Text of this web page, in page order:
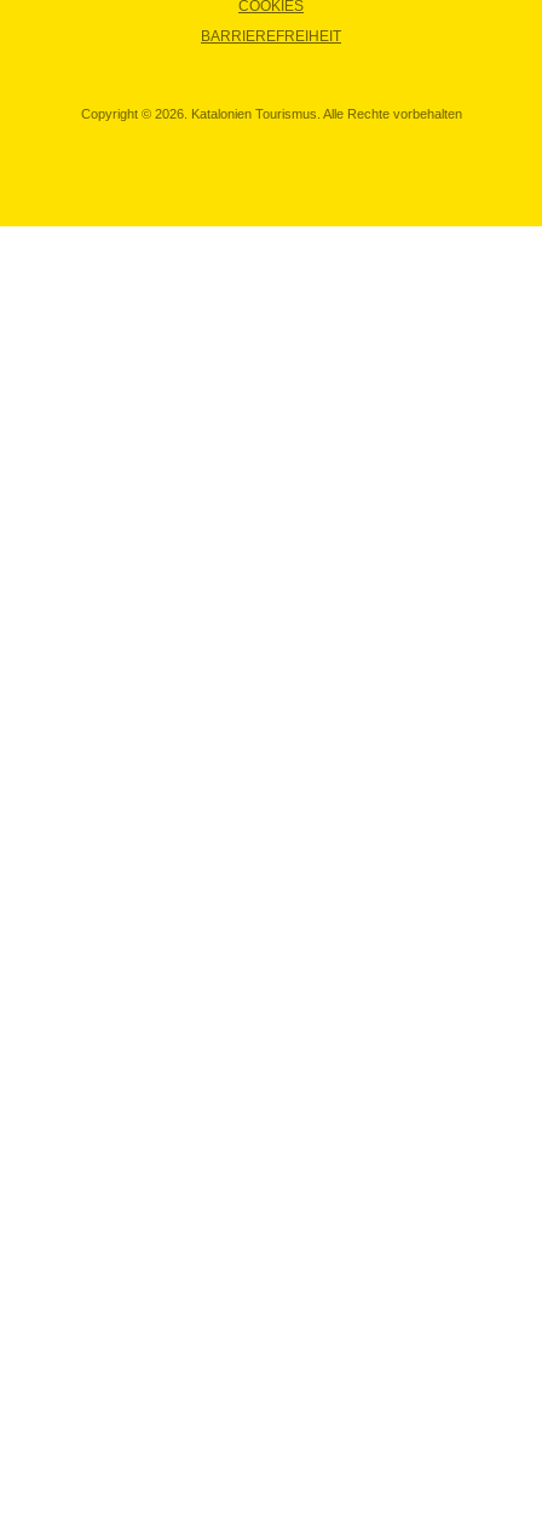
COOKIES
BARRIEREFREIHEIT
Copyright © 2026. Katalonien Tourismus. Alle Rechte vorbehalten